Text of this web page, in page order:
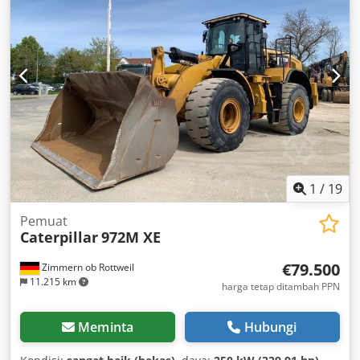
cepat OQ70/55 1x ember – lebar 900mm Rantai sekitar 60-
70% masih bagus Pelat dasar lebar 600mm Mesin CAT 7.1
dengan 151kW Sistem pelumasan terpusat CE Berat
operasional: 26,2 ton
1 / 19
Zimmern ob Rottweil
11.215 km
Pemuat
Caterpillar972M XE
€79.500
harga tetap ditambah PPN
Meminta Hubungi